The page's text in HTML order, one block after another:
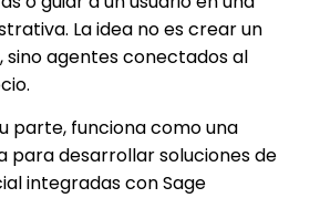
La idea no es crear un
agentes conectados al
parte, funciona como una
para desarrollar soluciones de
integradas con Sage